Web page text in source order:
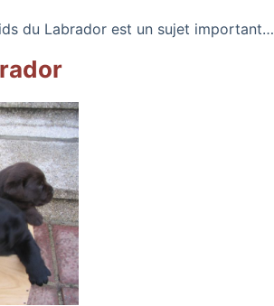
du Labrador est un sujet important…